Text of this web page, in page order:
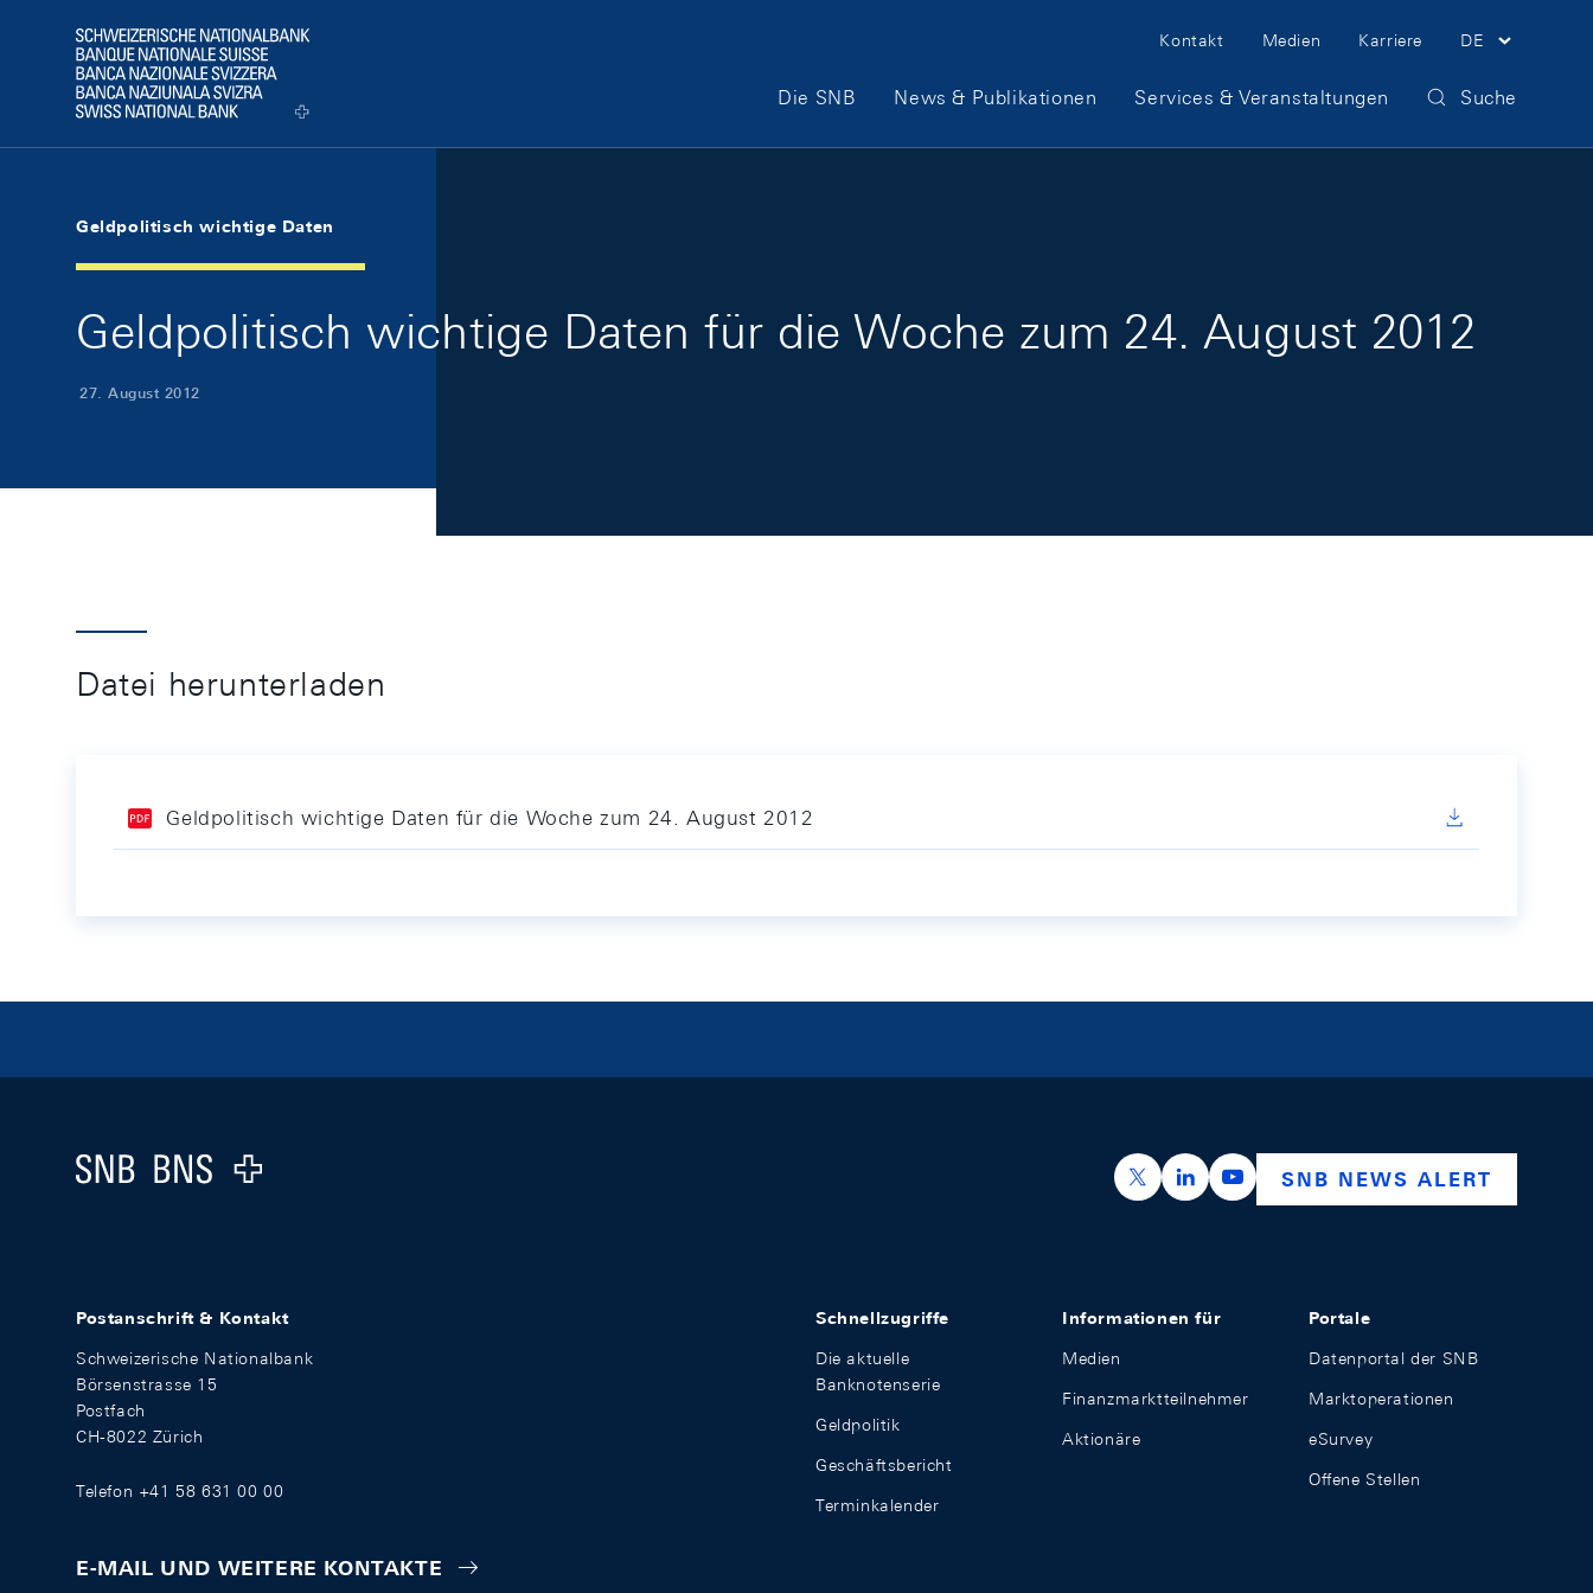
Logo
Meta Navigation
Kontakt Medien Karriere DE
Hauptnavigation
Die SNB News & Publikationen Services & Veranstaltungen Suche
Geldpolitisch wichtige Daten
Geldpolitisch wichtige Daten für die Woche zum 24. August 2012
27. August 2012
Datei herunterladen
Geldpolitisch wichtige Daten für die Woche zum 24. August 2012
Logo
https://x.com/snb_bns
https://ch.linkedin.com/company/swiss-
https://www.youtube.com/
SNB NEWS ALERT
Postanschrift & Kontakt
Schweizerische Nationalbank
Börsenstrasse 15
Postfach
CH-8022 Zürich
Telefon +41 58 631 00 00
E-MAIL UND WEITERE KONTAKTE
Schnellzugriffe
Die aktuelle
Banknotenserie
Geldpolitik
Geschäftsbericht
Terminkalender
Informationen für
Medien
Finanzmarktteilnehmer
Aktionäre
Portale
Datenportal der SNB
Marktoperationen
eSurvey
Offene Stellen